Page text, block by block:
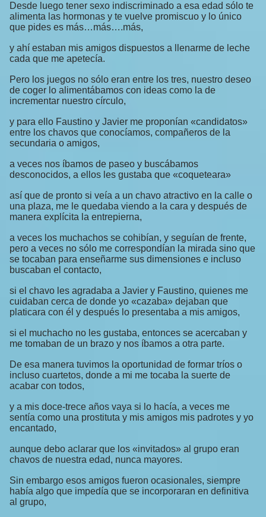
Desde luego tener sexo indiscriminado a esa edad sólo te
alimenta las hormonas y te vuelve promiscuo y lo único
que pides es más…más….más,
y ahí estaban mis amigos dispuestos a llenarme de leche
cada que me apetecía.
Pero los juegos no sólo eran entre los tres, nuestro deseo
de coger lo alimentábamos con ideas como la de
incrementar nuestro círculo,
y para ello Faustino y Javier me proponían «candidatos»
entre los chavos que conocíamos, compañeros de la
secundaria o amigos,
a veces nos íbamos de paseo y buscábamos
desconocidos, a ellos les gustaba que «coqueteara»
así que de pronto si veía a un chavo atractivo en la calle o
una plaza, me le quedaba viendo a la cara y después de
manera explícita la entrepierna,
a veces los muchachos se cohibían, y seguían de frente,
pero a veces no sólo me correspondían la mirada sino que
se tocaban para enseñarme sus dimensiones e incluso
buscaban el contacto,
si el chavo les agradaba a Javier y Faustino, quienes me
cuidaban cerca de donde yo «cazaba» dejaban que
platicara con él y después lo presentaba a mis amigos,
si el muchacho no les gustaba, entonces se acercaban y
me tomaban de un brazo y nos íbamos a otra parte.
De esa manera tuvimos la oportunidad de formar tríos o
incluso cuartetos, donde a mi me tocaba la suerte de
acabar con todos,
y a mis doce-trece años vaya si lo hacía, a veces me
sentía como una prostituta y mis amigos mis padrotes y yo
encantado,
aunque debo aclarar que los «invitados» al grupo eran
chavos de nuestra edad, nunca mayores.
Sin embargo esos amigos fueron ocasionales, siempre
había algo que impedía que se incorporaran en definitiva
al grupo,